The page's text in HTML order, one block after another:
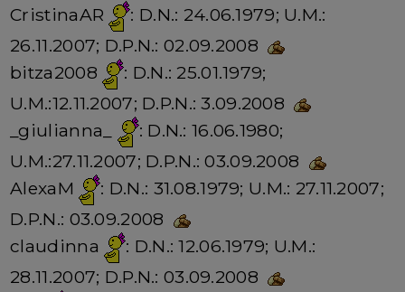
CristinaAR
: D.N.: 24.06.1979; U.M.:
26.11.2007; D.P.N.: 02.09.2008
bitza2008
: D.N.: 25.01.1979;
U.M.:12.11.2007; D.P.N.: 3.09.2008
_giulianna_
: D.N.: 16.06.1980;
U.M.:27.11.2007; D.P.N.: 03.09.2008
AlexaM
: D.N.: 31.08.1979; U.M.: 27.11.2007;
D.P.N.: 03.09.2008
claudinna
: D.N.: 12.06.1979; U.M.:
28.11.2007; D.P.N.: 03.09.2008